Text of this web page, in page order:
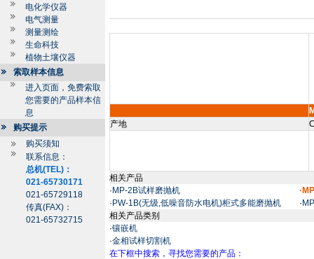
电化学仪器
电气测量
测量测绘
生命科技
植物土壤仪器
索取样本信息
进入页面，免费索取
您需要的产品样本信
息
购买提示
购买须知
联系信息：
总机(TEL)：
021-65730171
021-65729118
传真(FAX)：
021-65732715
产地
相关产品
· MP-2B试样磨抛机
· PW-1B(无级,低噪音防水电机)柜式多能磨抛机 ·
相关产品类别
·镶嵌机
·金相试样切割机
在下框中搜索，寻找您需要的产品：